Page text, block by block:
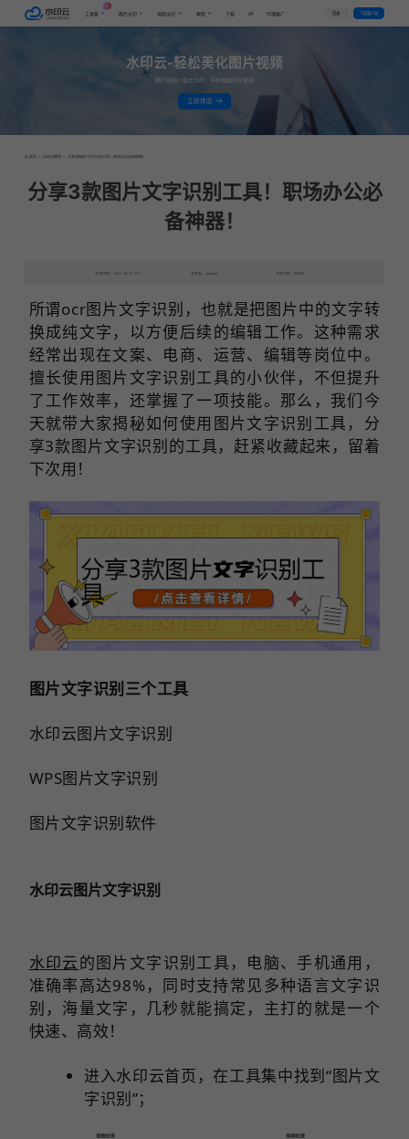
工具集
AI
图片水印 视频水印 教程 下载 VIP 代理推广 登录 下载客户端
水印云-轻松美化图片视频
图片视频一键去水印，手机电脑均可使用
立即体验
首页 > 水印云教程 > 分享3款图片文字识别工具！职场办公必备神器！
分享3款图片文字识别工具！职场办公必
备神器！
发布日期：2024-06-11 16:11 发表者：qianqian 浏览次数：9589次
所谓ocr图片文字识别，也就是把图片中的文字转
换成纯文字，以方便后续的编辑工作。这种需求
经常出现在文案、电商、运营、编辑等岗位中。
擅长使用图片文字识别工具的小伙伴，不但提升
了工作效率，还掌握了一项技能。那么，我们今
天就带大家揭秘如何使用图片文字识别工具，分
享3款图片文字识别的工具，赶紧收藏起来，留着
下次用！
图片文字识别三个工具
水印云图片文字识别
WPS图片文字识别
图片文字识别软件
水印云图片文字识别
水印云的图片文字识别工具，电脑、手机通用，
准确率高达98%，同时支持常见多种语言文字识
别，海量文字，几秒就能搞定，主打的就是一个
快速、高效！
进入水印云首页，在工具集中找到“图片文
字识别”；